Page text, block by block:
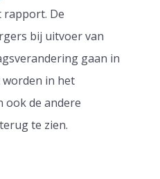
rapport. De
bij uitvoer van
gaan in
in het
ook de andere
te zien.